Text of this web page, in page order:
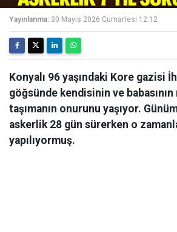
Yayınlanma: 30 Mayıs 2026 Cumartesi 12:12
Konyalı 96 yaşındaki Kore gazisi
göğsünde kendisinin ve babasının
taşımanın onurunu yaşıyor.
askerlik 28 gün sürerken o
yapılıyormuş.